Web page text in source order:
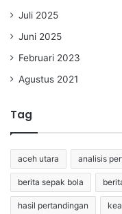
Juli 2025
Juni 2025
Februari 2023
Agustus 2021
Tag
aceh utara analisis
berita sepak bola
hasil pertandingan